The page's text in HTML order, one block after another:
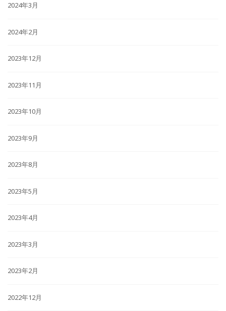
2024年3月
2024年2月
2023年12月
2023年11月
2023年10月
2023年9月
2023年8月
2023年5月
2023年4月
2023年3月
2023年2月
2022年12月